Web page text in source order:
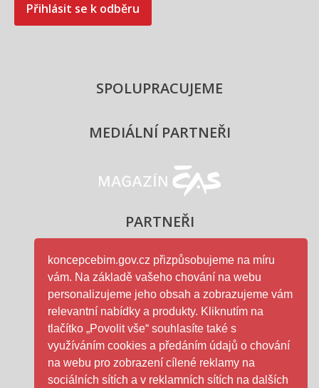
Přihlásit se k odběru
SPOLUPRACUJEME
MEDIÁLNÍ PARTNEŘI
Magazín ČAS - logo
PARTNEŘI
Ministerstvo průmyslu a
ČAS - logo
koncepcebim.gov.cz přizpůsobujeme na míru
vám. Na základě vašeho chování na webu
personalizujeme jeho obsah a zobrazujeme vám
relevantní nabídky a produkty. Kliknutím na
tlačítko „Povolit vše“ souhlasíte také s
využíváním cookies a předáním údajů o chování
na webu pro zobrazení cílené reklamy na
sociálních sítích a v reklamních sítích na dalších